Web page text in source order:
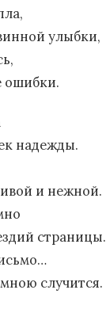
улыбки,
ошибки.
надежды.
и нежной.
страницы.
случится.